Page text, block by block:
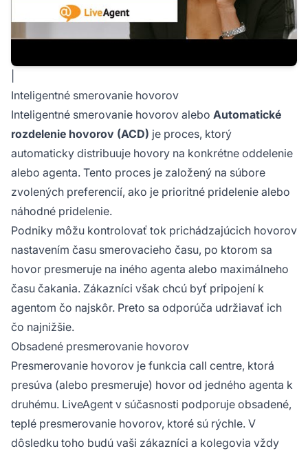
Inteligentné smerovanie hovorov
Inteligentné smerovanie hovorov alebo Automatické
rozdelenie hovorov (ACD) je proces, ktorý
automaticky distribuuje hovory na konkrétne oddelenie
alebo agenta. Tento proces je založený na súbore
zvolených preferencií, ako je prioritné pridelenie alebo
náhodné pridelenie.
Podniky môžu kontrolovať tok prichádzajúcich hovorov
nastavením času smerovacieho času, po ktorom sa
hovor presmeruje na iného agenta alebo maximálneho
času čakania. Zákazníci však chcú byť pripojení k
agentom čo najskôr. Preto sa odporúča udržiavať ich
čo najnižšie.
Obsadené presmerovanie hovorov
Presmerovanie hovorov je funkcia call centre, ktorá
presúva (alebo presmeruje) hovor od jedného agenta k
druhému. LiveAgent v súčasnosti podporuje obsadené,
teplé presmerovanie hovorov, ktoré sú rýchle. V
dôsledku toho budú vaši zákazníci a kolegovia vždy